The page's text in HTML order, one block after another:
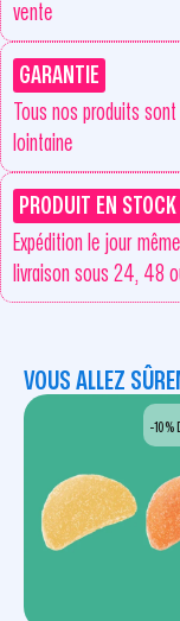
vente
GARANTIE
Tous nos produits
lointaine
PRODUIT EN STOCK
Expédition le jour
livraison sous 24, 48
VOUS ALLEZ
-10 %